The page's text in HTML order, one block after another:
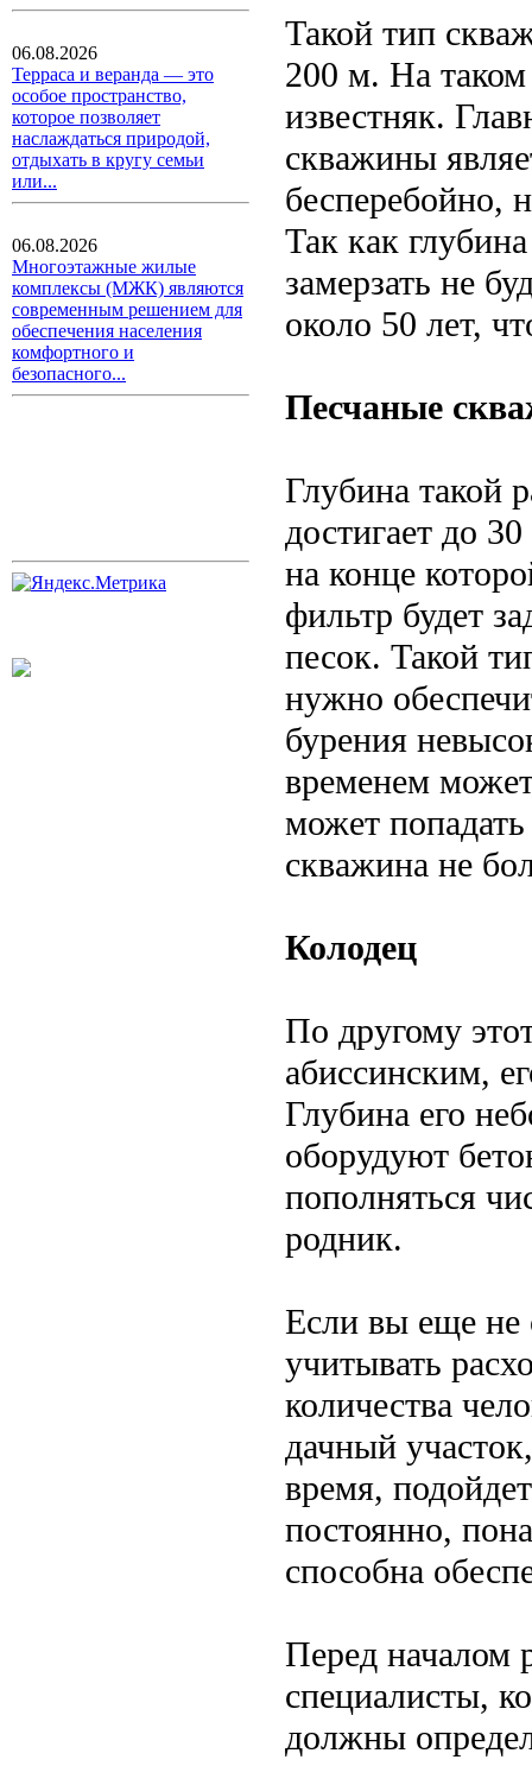
06.08.2026
Терраса и веранда — это
особое пространство,
которое позволяет
наслаждаться природой,
отдыхать в кругу семьи
или...
06.08.2026
Многоэтажные жилые
комплексы (МЖК) являются
современным решением для
обеспечения населения
комфортного и
безопасного...
Такой тип
200 м. На таком
известняк.
скважины
бесперебойно,
Так как
замерзать не
около 50 лет,
Песчаные
Глубина такой
достигает до
на конце
фильтр будет
песок. Такой
нужно
бурения
временем
может
скважина не
Колодец
По другому
абиссинским,
Глубина его
оборудуют
пополняться
родник.
Если вы еще не
учитывать
количества
дачный
время,
постоянно,
способна
Перед началом
специалисты,
должны